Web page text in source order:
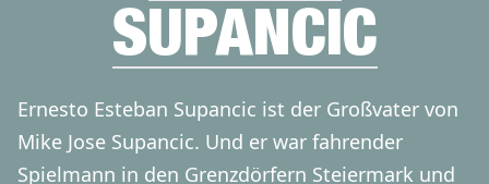
UPANCIC
Ernesto Esteban Supancic ist der Großvater von
Mike Jose Supancic. Und er war fahrender
Spielmann in den Grenzdörfern Steiermark und